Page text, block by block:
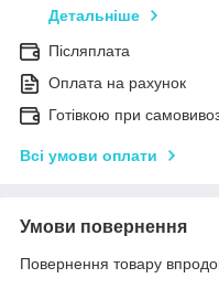
Детальніше
Післяплата
Оплата на рахунок
Готівкою при
Всі умови оплати
Умови повернення
Повернення товару